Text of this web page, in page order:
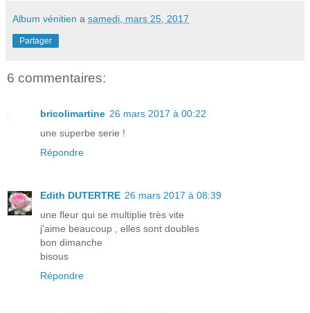
Album vénitien a samedi, mars 25, 2017
Partager
6 commentaires:
bricolimartine 26 mars 2017 à 00:22
une superbe serie !
Répondre
Edith DUTERTRE 26 mars 2017 à 08:39
une fleur qui se multiplie très vite
j'aime beaucoup , elles sont doubles
bon dimanche
bisous
Répondre